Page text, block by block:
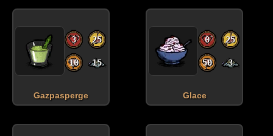
3 25
10 15
Gazpasperge
0 25
50 3
Glace